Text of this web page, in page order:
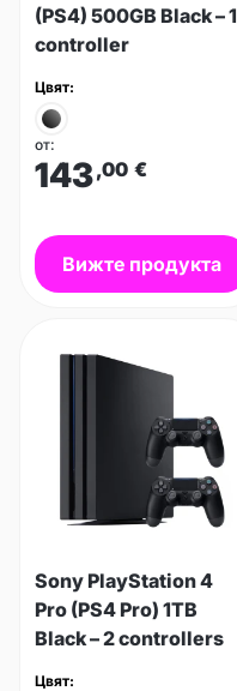
(PS4) 500GB Black – 1
controller
Цвят:
от:
143,00 €
Вижте продукта
Sony PlayStation 4
Pro (PS4 Pro) 1TB
Black – 2 controllers
Цвят: